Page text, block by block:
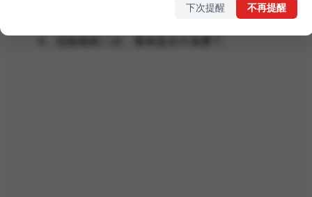
6，还能领第二次，看来是永久免费了。
下次提醒 不再提醒